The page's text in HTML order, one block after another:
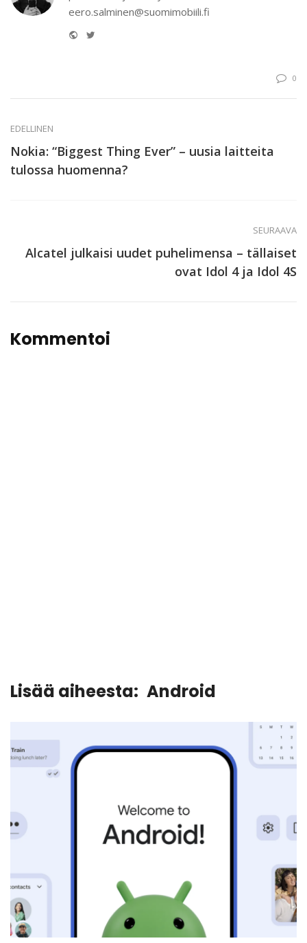
eero.salminen@suomimobiili.fi
Website
0
EDELLINEN
Nokia: “Biggest Thing Ever” – uusia laitteita
tulossa huomenna?
SEURAAVA
Alcatel julkaisi uudet puhelimensa – tällaiset
ovat Idol 4 ja Idol 4S
Kommentoi
Lisää aiheesta: Android